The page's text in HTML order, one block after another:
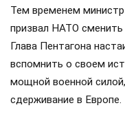
Тем временем
призвал НАТО
Глава Пентагона
вспомнить о своем
мощной военной
сдерживание в Европе.